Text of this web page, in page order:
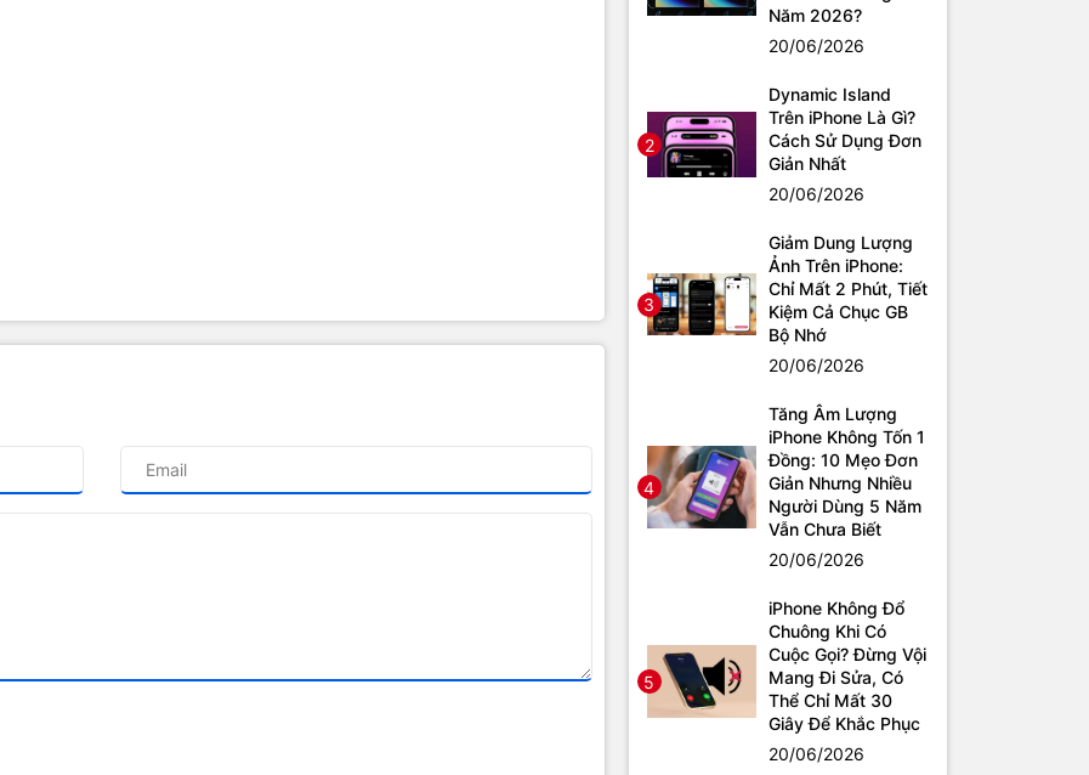
Năm 2026?
20/06/2026
2
Dynamic Island
Trên iPhone Là Gì?
Cách Sử Dụng Đơn
Giản Nhất
20/06/2026
3
Giảm Dung Lượng
Ảnh Trên iPhone:
Chỉ Mất 2 Phút, Tiết
Kiệm Cả Chục GB
Bộ Nhớ
20/06/2026
4
Tăng Âm Lượng
iPhone Không Tốn 1
Đồng: 10 Mẹo Đơn
Giản Nhưng Nhiều
Người Dùng 5 Năm
Vẫn Chưa Biết
20/06/2026
5
iPhone Không Đổ
Chuông Khi Có
Cuộc Gọi? Đừng Vội
Mang Đi Sửa, Có
Thể Chỉ Mất 30
Giây Để Khắc Phục
20/06/2026